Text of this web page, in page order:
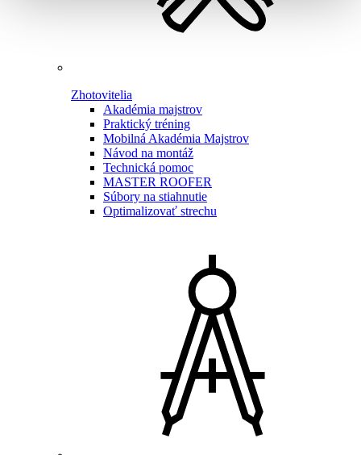
Zhotovitelia
Akadémia majstrov
Praktický tréning
Mobilná Akadémia Majstrov
Návod na montáž
Technická pomoc
MASTER ROOFER
Súbory na stiahnutie
Optimalizovať strechu